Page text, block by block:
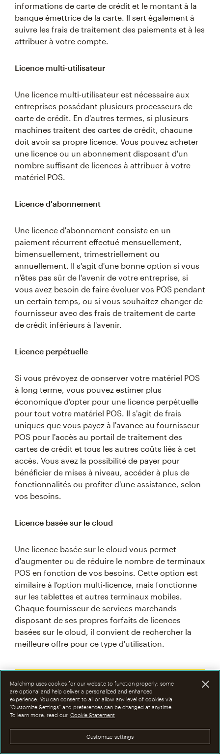
informations de carte de crédit et le montant à la
banque émettrice de la carte. Il sert également à
suivre les frais de traitement des paiements et à les
attribuer à votre compte.
Licence multi-utilisateur
Une licence multi-utilisateur est nécessaire aux
entreprises possédant plusieurs processeurs de
carte de crédit. En d'autres termes, si plusieurs
machines traitent des cartes de crédit, chacune
doit avoir sa propre licence. Vous pouvez acheter
une licence ou un abonnement disposant d'un
nombre suffisant de licences à attribuer à votre
matériel POS.
Licence d'abonnement
Une licence d'abonnement consiste en un
paiement récurrent effectué mensuellement,
bimensuellement, trimestriellement ou
annuellement. Il s'agit d'une bonne option si vous
n'êtes pas sûr de l'avenir de votre entreprise, si
vous avez besoin de faire évoluer vos POS pendant
un certain temps, ou si vous souhaitez changer de
fournisseur avec des frais de traitement de carte
de crédit inférieurs à l'avenir.
Licence perpétuelle
Si vous prévoyez de conserver votre matériel POS
à long terme, vous pouvez estimer plus
économique d'opter pour une licence perpétuelle
pour tout votre matériel POS. Il s'agit de frais
uniques que vous payez à l'avance au fournisseur
POS pour l'accès au portail de traitement des
cartes de crédit et tous les autres coûts liés à cet
accès. Vous avez la possibilité de payer pour
bénéficier de mises à niveau, accéder à plus de
fonctionnalités ou profiter d'une assistance, selon
vos besoins.
Licence basée sur le cloud
Une licence basée sur le cloud vous permet
d'augmenter ou de réduire le nombre de terminaux
POS en fonction de vos besoins. Cette option est
similaire à l'option multi-licence, mais fonctionne
sur les tablettes et autres terminaux mobiles.
Chaque fournisseur de services marchands
disposant de ses propres forfaits de licences
basées sur le cloud, il convient de rechercher la
meilleure offre pour ce type d'utilisation.
Mailchimp uses cookies for our website to function properly; some
are optional and help deliver a personalized and enhanced
experience. You can consent to all or allow any level of cookies via
“Customize Settings” and preferences can be changed at anytime.
To learn more, read our Cookie Statement
Customize settings